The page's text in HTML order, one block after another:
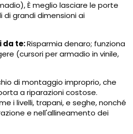
È meglio lasciare le porte
di grandi dimensioni ai
da te:Risparmia denaro; funziona
(cursori per armadio in vinile,
di montaggio improprio, che
a riparazioni costose.
i livelli, trapani, e seghe, nonché
e nell'allineamento dei